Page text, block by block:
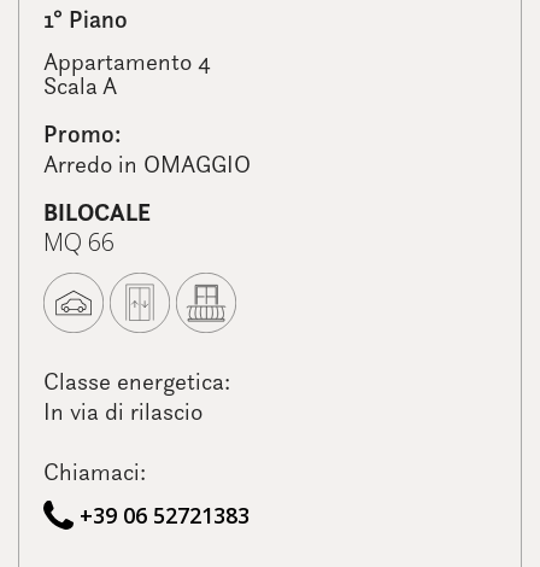
1° Piano
Appartamento 4
Scala A
Promo:
Arredo in OMAGGIO
BILOCALE
MQ 66
Classe energetica:
In via di rilascio
Chiamaci:
+39 06 52721383